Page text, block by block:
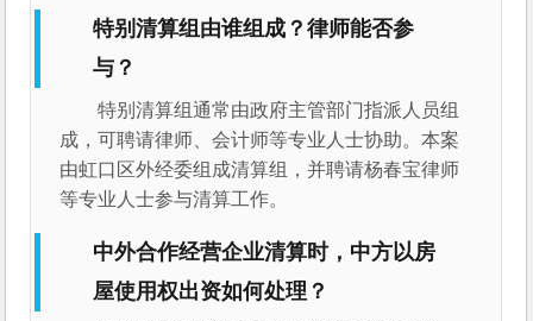
特别清算组由谁组成？律师能否参
与？
特别清算组通常由政府主管部门指派人员组
成，可聘请律师、会计师等专业人士协助。本案
由虹口区外经委组成清算组，并聘请杨春宝律师
等专业人士参与清算工作。
中外合作经营企业清算时，中方以房
屋使用权出资如何处理？